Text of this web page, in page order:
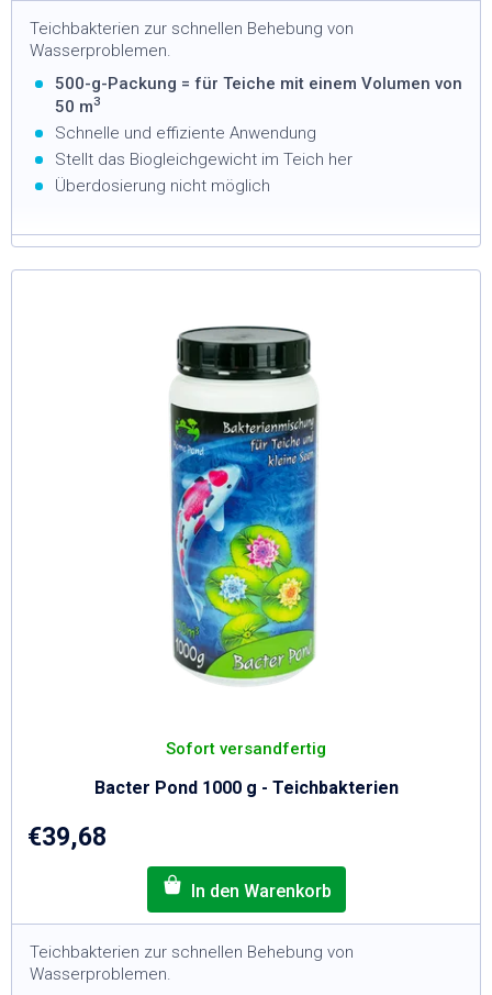
Teichbakterien zur schnellen Behebung von
Wasserproblemen.
500-g-Packung = für Teiche mit einem Volumen von
50 m3
Schnelle und effiziente Anwendung
Stellt das Biogleichgewicht im Teich her
Überdosierung nicht möglich
Bacter Pond 1000 g - Teichbakterien
Sofort versandfertig
€39,68
Teichbakterien zur schnellen Behebung von
Wasserproblemen.